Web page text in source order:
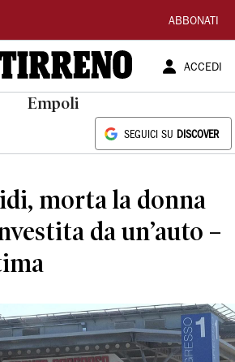
ABBONATI
ACCEDI
Empoli
SEGUICI SU DISCOVER
morta la donna
da un’auto –